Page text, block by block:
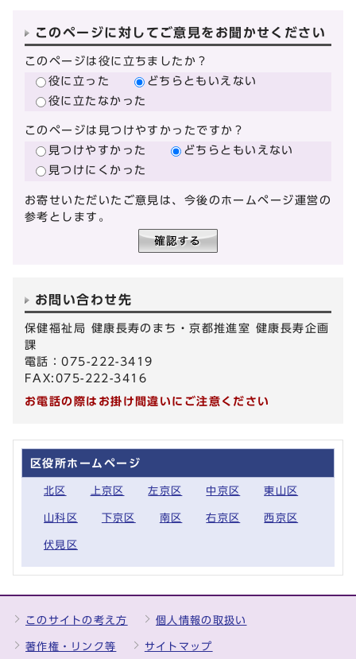
このページに対してご意見をお聞かせください
このページは役に立ちましたか？
役に立った
どちらともいえない
役に立たなかった
このページは見つけやすかったですか？
見つけやすかった
どちらともいえない
見つけにくかった
お寄せいただいたご意見は、今後のホームページ運営の
参考とします。
お問い合わせ先
保健福祉局 健康長寿のまち・京都推進室 健康長寿企画
課
電話：075-222-3419
FAX:075-222-3416
お電話の際はお掛け間違いにご注意ください
区役所ホームページ
北区 上京区 左京区 中京区 東山区
山科区 下京区 南区 右京区 西京区
伏見区
このサイトの考え方 個人情報の取扱い
著作権・リンク等 サイトマップ